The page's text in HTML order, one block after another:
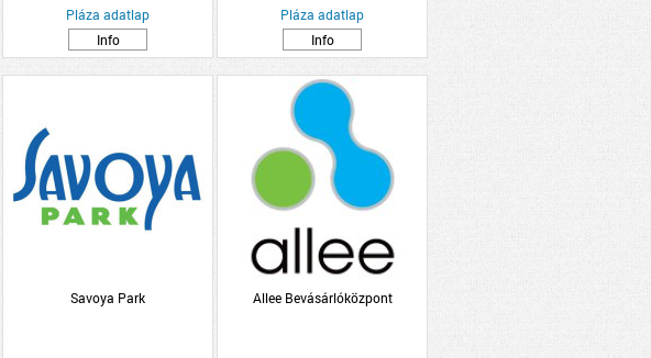
Pláza adatlap
Info
Pláza adatlap
Info
Savoya Park Allee Bevásárlóközpont